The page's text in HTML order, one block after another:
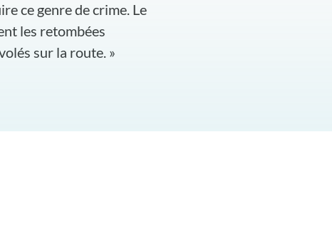
ce genre de crime. Le
les retombées
sur la route. »